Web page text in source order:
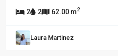
2 2 62.00 m2
Laura Martinez